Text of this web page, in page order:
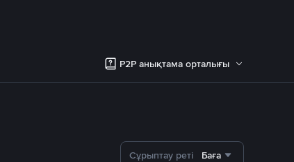
P2P анықтама орталығы
Сұрыптау реті Баға